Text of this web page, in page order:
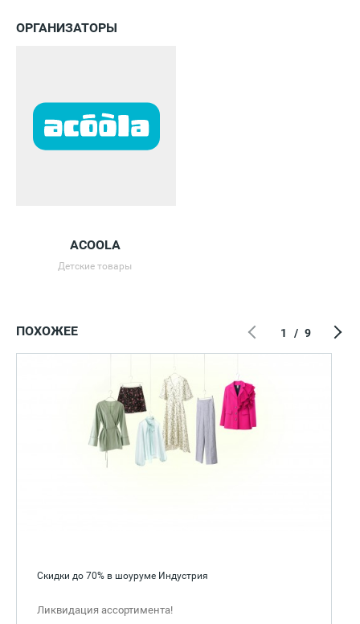
ОРГАНИЗАТОРЫ
ACOOLA
Детские товары
ПОХОЖЕЕ
Скидки до 70% в шоуруме Индустрия
Ликвидация ассортимента!
1 / 9